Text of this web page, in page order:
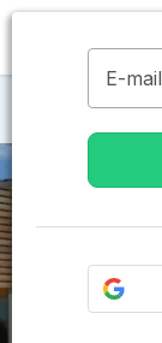
Maisons
E-mail